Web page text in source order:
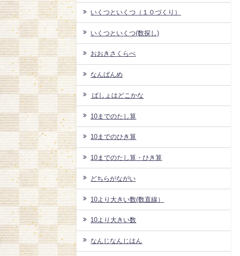
いくつといくつ（１０づくり）
いくつといくつ(数探し)
おおきさくらべ
なんばんめ
ばしょはどこかな
10までのたし算
10までのひき算
10までのたし算・ひき算
どちらがながい
10より大きい数(数直線）
10より大きい数
なんじなんじはん